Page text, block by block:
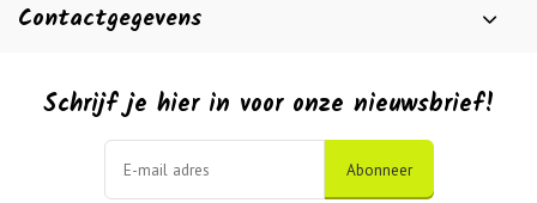
Contactgegevens
Schrijf je hier in voor onze nieuwsbrief!
Abonneer